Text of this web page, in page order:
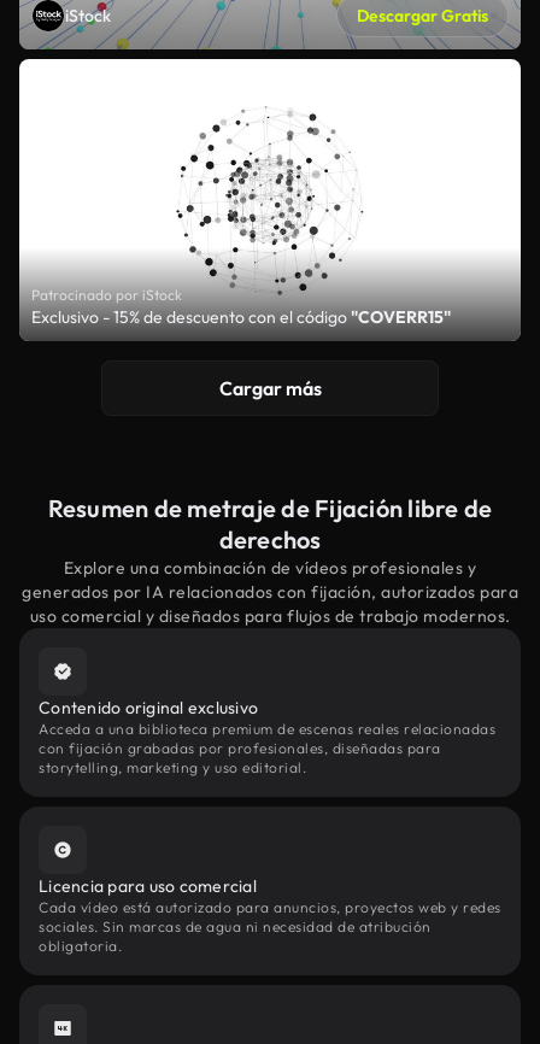
iStock Descargar Gratis
Patrocinado por iStock
Exclusivo - 15% de descuento con el código"COVERR15"
Cargar más
Resumen de metraje de Fijación libre de
derechos
Explore una combinación de vídeos profesionales y
generados por IA relacionados con fijación, autorizados para
uso comercial y diseñados para flujos de trabajo modernos.
Contenido original exclusivo
Acceda a una biblioteca premium de escenas reales relacionadas
con fijación grabadas por profesionales, diseñadas para
storytelling, marketing y uso editorial.
Licencia para uso comercial
Cada vídeo está autorizado para anuncios, proyectos web y redes
sociales. Sin marcas de agua ni necesidad de atribución
obligatoria.